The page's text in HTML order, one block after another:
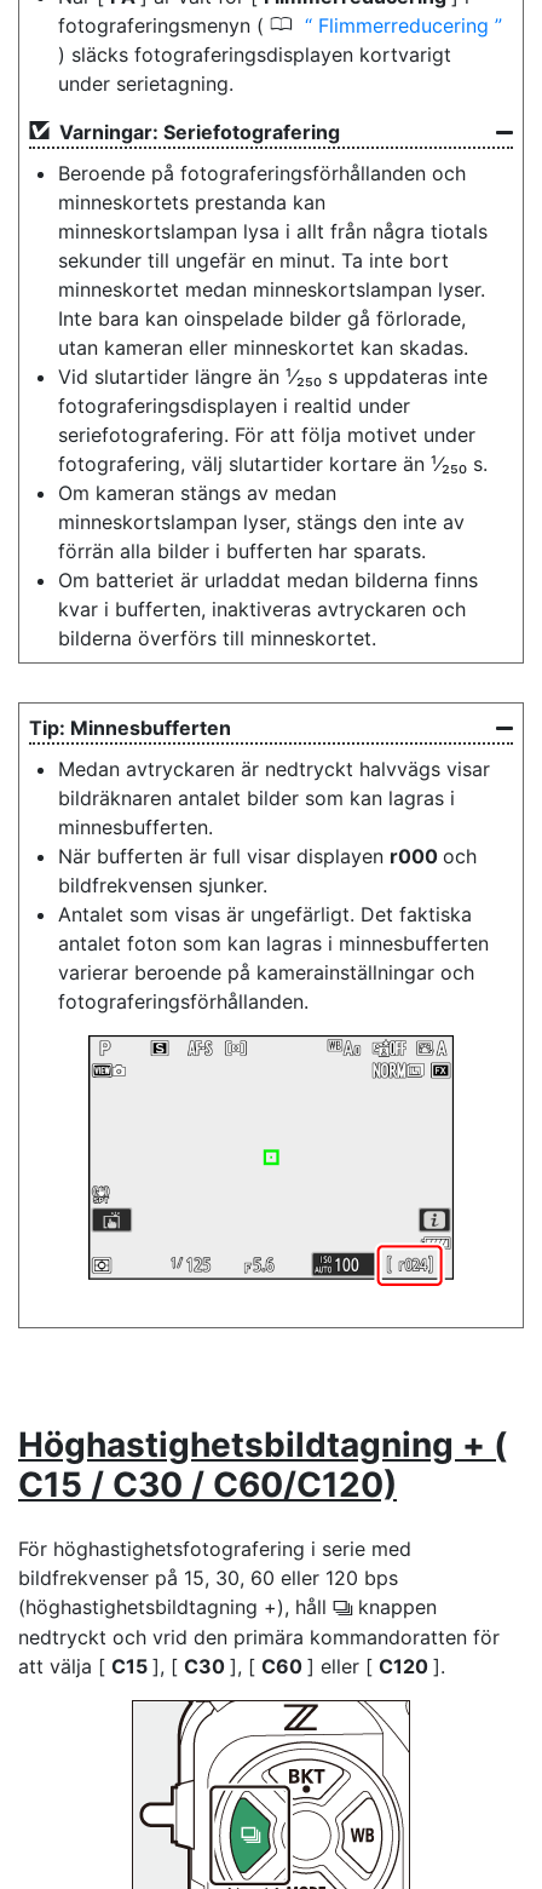
fotograferingsmenyn ( 0
Flimmerreducering
) släcks fotograferingsdisplayen kortvarigt
under serietagning.
Varningar: Seriefotografering
Beroende på fotograferingsförhållanden och
minneskortets prestanda kan
minneskortslampan lysa i allt från några tiotals
sekunder till ungefär en minut. Ta inte bort
minneskortet medan minneskortslampan lyser.
Inte bara kan oinspelade bilder gå förlorade,
utan kameran eller minneskortet kan skadas.
Vid slutartider längre än ¹⁄₂₅₀ s uppdateras inte
fotograferingsdisplayen i realtid under
seriefotografering. För att följa motivet under
fotografering, välj slutartider kortare än ¹⁄₂₅₀ s.
Om kameran stängs av medan
minneskortslampan lyser, stängs den inte av
förrän alla bilder i bufferten har sparats.
Om batteriet är urladdat medan bilderna finns
kvar i bufferten, inaktiveras avtryckaren och
bilderna överförs till minneskortet.
Minnesbufferten
Medan avtryckaren är nedtryckt halvvägs visar
bildräknaren antalet bilder som kan lagras i
minnesbufferten.
När bufferten är full visar displayen r000 och
bildfrekvensen sjunker.
Antalet som visas är ungefärligt. Det faktiska
antalet foton som kan lagras i minnesbufferten
varierar beroende på kamerainställningar och
fotograferingsförhållanden.
Höghastighetsbildtagning + (
C15 / C30 / C60/C120)
För höghastighetsfotografering i serie med
bildfrekvenser på 15, 30, 60 eller 120 bps
(höghastighetsbildtagning +), håll c knappen
nedtryckt och vrid den primära kommandoratten för
att välja [ C15 ], [ C30 ], [ C60 ] eller [ C120 ].